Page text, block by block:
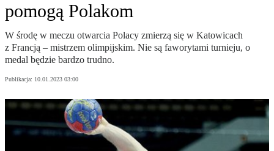
pomogą Polakom
W środę w meczu otwarcia Polacy zmierzą się w Katowicach
z Francją – mistrzem olimpijskim. Nie są faworytami turnieju, o
medal będzie bardzo trudno.
Publikacja: 10.01.2023 03:00